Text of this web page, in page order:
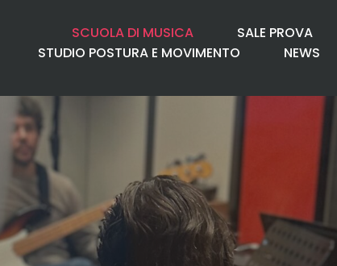
SCUOLA DI MUSICA SALE PROVA
STUDIO POSTURA E MOVIMENTO
NEWS